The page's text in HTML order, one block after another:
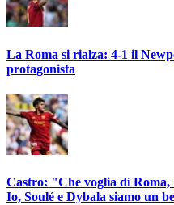
La Roma si rialza: 4-1 il
protagonista
Castro: "Che voglia di Roma,
Io, Soulé e Dybala siamo un